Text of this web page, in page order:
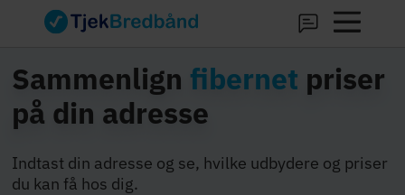
Sammenlign fibernet priser
på din adresse
Indtast din adresse og se, hvilke udbydere og priser
du kan få hos dig.